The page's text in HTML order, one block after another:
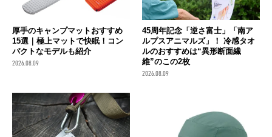
厚手のキャンプマットおすすめ
15選｜極上マットで快眠！コン
パクトなモデルも紹介
2026.08.09
45周年記念「逆さ富士」「南ア
ルプスアニマルズ」！ 冷感タオ
ルのおすすめは“異形断面繊
維”のこの2枚
2026.08.09